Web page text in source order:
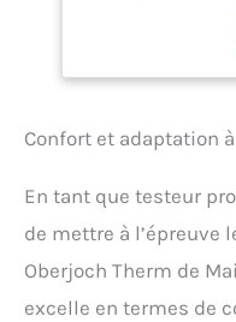
Confort et adaptation
En tant que testeur
de mettre à l’épreuve
Oberjoch Therm de
excelle en termes de